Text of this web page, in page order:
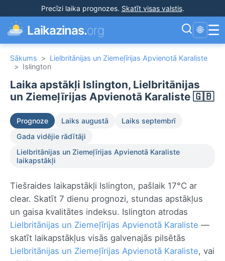
Precīzi laika prognozes. Skatīt visas valstis.
Laikazinas.org 🌐 ☰
Sākums > Lielbritānijas un Ziemeļīrijas Apvienotā Karaliste
> Islington
Laika apstākļi Islington, Lielbritānijas
un Ziemeļīrijas Apvienotā Karaliste 🇬🇧
Prognoze Laiks augustā
Laiks septembrī
Gada vidējie rādītāji
Lielbritānijas un Ziemeļīrijas Apvienotā Karaliste
laikapstākļi
Tiešraides laikapstākļi Islington, pašlaik 17°C ar
clear. Skatīt 7 dienu prognozi, stundas apstākļus
un gaisa kvalitātes indeksu. Islington atrodas
Lielbritānijas un Ziemeļīrijas Apvienotā Karaliste —
skatīt laikapstākļus visās galvenajās pilsētās
Lielbritānijas un Ziemeļīrijas Apvienotā Karaliste, vai